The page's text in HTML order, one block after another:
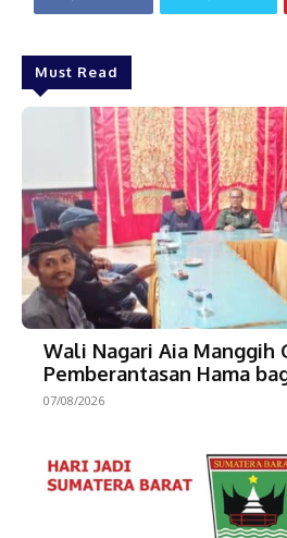
Must Read
Wali Nagari Aia Manggih
Pemberantasan Hama
07/08/2026